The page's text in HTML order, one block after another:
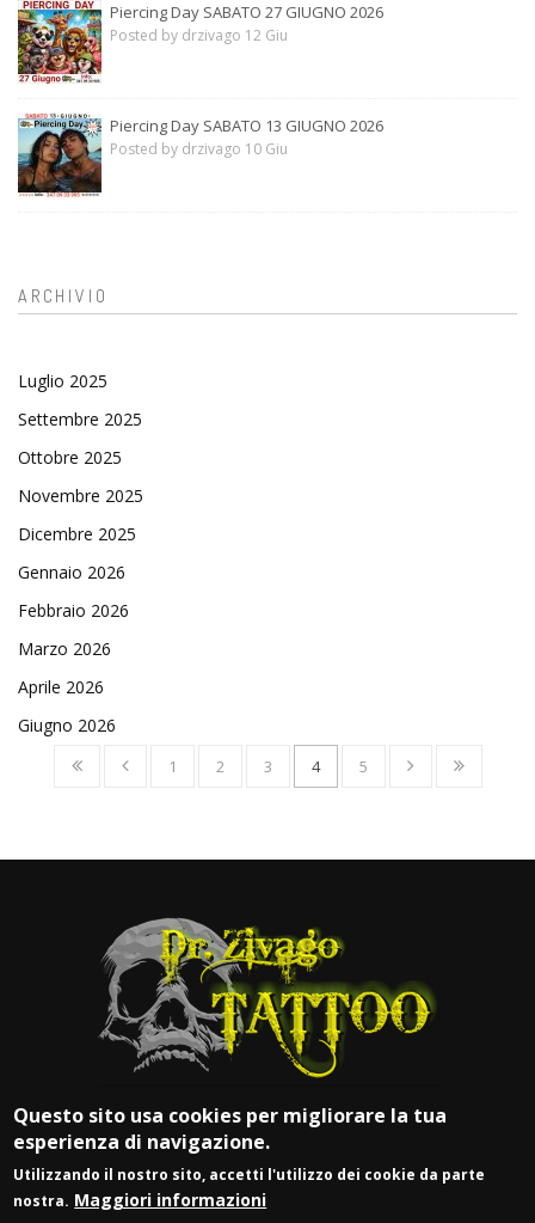
Piercing Day SABATO 27 GIUGNO 2026
Posted by drzivago 12 Giu
Piercing Day SABATO 13 GIUGNO 2026
Posted by drzivago 10 Giu
ARCHIVIO
Luglio 2025
Settembre 2025
Ottobre 2025
Novembre 2025
Dicembre 2025
Gennaio 2026
Febbraio 2026
Marzo 2026
Aprile 2026
Giugno 2026
1 2 3 4 5
Questo sito usa cookies per migliorare la tua
esperienza di navigazione.
Utilizzando il nostro sito, accetti l'utilizzo dei cookie da parte
nostra. Maggiori informazioni